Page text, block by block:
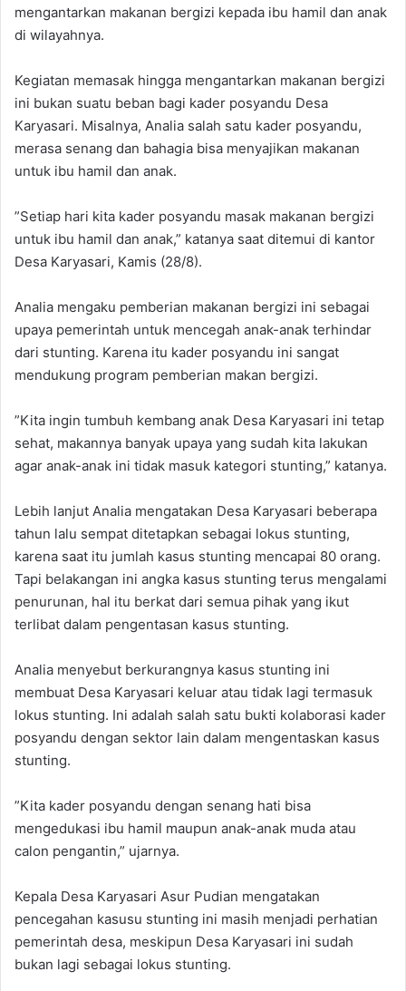
mengantarkan makanan bergizi kepada ibu hamil dan anak
di wilayahnya.
‎Kegiatan memasak hingga mengantarkan makanan bergizi
ini bukan suatu beban bagi kader posyandu Desa
Karyasari. Misalnya, Analia salah satu kader posyandu,
merasa senang dan bahagia bisa menyajikan makanan
untuk ibu hamil dan anak.
‎”Setiap hari kita kader posyandu masak makanan bergizi
untuk ibu hamil dan anak,” katanya saat ditemui di kantor
Desa Karyasari, Kamis (28/8).
‎Analia mengaku pemberian makanan bergizi ini sebagai
upaya pemerintah untuk mencegah anak-anak terhindar
dari stunting. Karena itu kader posyandu ini sangat
mendukung program pemberian makan bergizi.
‎”Kita ingin tumbuh kembang anak Desa Karyasari ini tetap
sehat, makannya banyak upaya yang sudah kita lakukan
agar anak-anak ini tidak masuk kategori stunting,” katanya.
‎Lebih lanjut Analia mengatakan Desa Karyasari beberapa
tahun lalu sempat ditetapkan sebagai lokus stunting,
karena saat itu jumlah kasus stunting mencapai 80 orang.
Tapi belakangan ini angka kasus stunting terus mengalami
penurunan, hal itu berkat dari semua pihak yang ikut
terlibat dalam pengentasan kasus stunting.
‎Analia menyebut berkurangnya kasus stunting ini
membuat Desa Karyasari keluar atau tidak lagi termasuk
lokus stunting. Ini adalah salah satu bukti kolaborasi kader
posyandu dengan sektor lain dalam mengentaskan kasus
stunting.
‎”Kita kader posyandu dengan senang hati bisa
mengedukasi ibu hamil maupun anak-anak muda atau
calon pengantin,” ujarnya.
Kepala Desa Karyasari Asur Pudian mengatakan
pencegahan kasusu stunting ini masih menjadi perhatian
pemerintah desa, meskipun Desa Karyasari ini sudah
bukan lagi sebagai lokus stunting.